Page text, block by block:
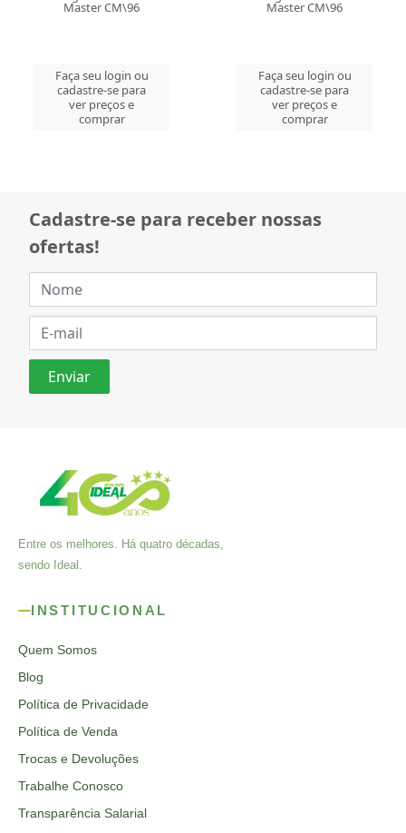
Master CM\96
Faça seu login ou
cadastre-se para
ver preços e
comprar
Master CM\96
Faça seu login ou
cadastre-se para
ver preços e
comprar
Cadastre-se para receber nossas
ofertas!
Entre os melhores. Há quatro décadas,
sendo Ideal.
INSTITUCIONAL
Quem Somos
Blog
Política de Privacidade
Política de Venda
Trocas e Devoluções
Trabalhe Conosco
Transparência Salarial